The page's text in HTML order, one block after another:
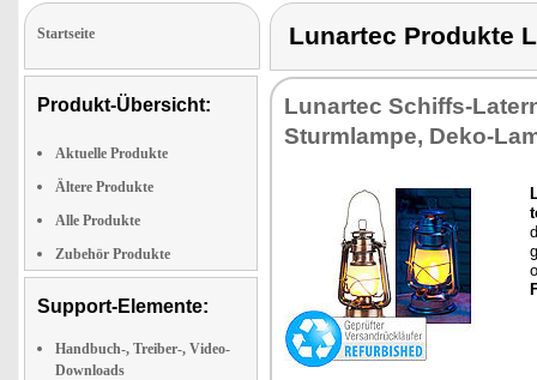
Startseite
Produkt-Übersicht:
Aktuelle Produkte
Ältere Produkte
Alle Produkte
Zubehör Produkte
Support-Elemente:
Handbuch-, Treiber-, Video-
Downloads
Lunartec Produkte
Lun­ar­tec Schiffs-
Sturm­lam­pe, De­ko-